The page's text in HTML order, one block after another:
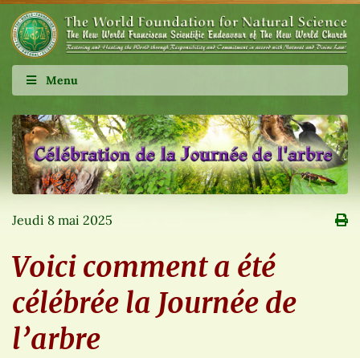
Menu
Jeudi 8 mai 2025
Voici comment a été
célébrée la Journée de
l’arbre